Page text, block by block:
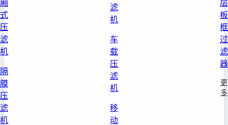
厢
式
压
滤
机
隔
膜
压
滤
机
滤
机
车
载
压
滤
机
移
动
层
板
框
过
滤
器
更
多